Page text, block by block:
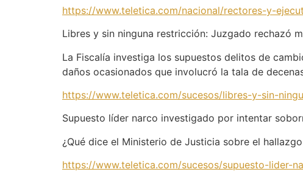
https://www.teletica.com/nacional/rectores-y-
Libres y sin ninguna restricción: Juzgado rechazó
La Fiscalía investiga los supuestos delitos de
daños ocasionados que involucró la tala de
https://www.teletica.com/sucesos/libres-y-sin-
Supuesto líder narco investigado por intentar
¿Qué dice el Ministerio de Justicia sobre el
https://www.teletica.com/sucesos/supuesto-lider-